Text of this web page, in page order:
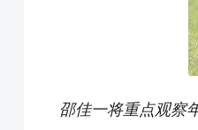
邵佳一将重点观察